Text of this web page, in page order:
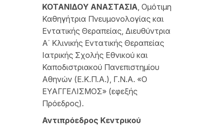
ΚΟΤΑΝΙΔΟΥ ΑΝΑΣΤΑΣΙΑ, Ομότιμη
Καθηγήτρια Πνευμονολογίας και
Εντατικής Θεραπείας, Διευθύντρια
Α΄ Κλινικής Εντατικής Θεραπείας
Ιατρικής Σχολής Εθνικού και
Καποδιστριακού Πανεπιστημίου
Αθηνών (Ε.Κ.Π.Α.), Γ.Ν.Α. «Ο
ΕΥΑΓΓΕΛΙΣΜΟΣ» (εφεξής
Πρόεδρος).
Αντιπρόεδρος Κεντρικού